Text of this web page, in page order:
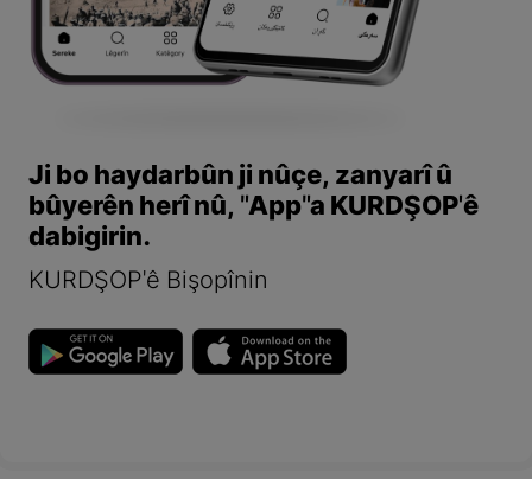
Ji bo haydarbûn ji nûçe, zanyarî û
bûyerên herî nû, "App"a KURDŞOP'ê
dabigirin.
KURDŞOP'ê Bişopînin